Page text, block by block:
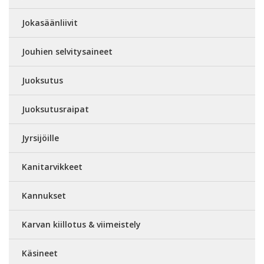
Jokasäänliivit
Jouhien selvitysaineet
Juoksutus
Juoksutusraipat
Jyrsijöille
Kanitarvikkeet
Kannukset
Karvan kiillotus & viimeistely
Käsineet